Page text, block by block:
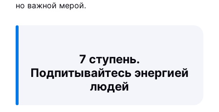
но важной мерой.
7 ступень.
Подпитывайтесь энергией
людей